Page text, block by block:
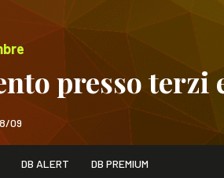
presso terzi
09
WEBINAR / 29 settembre
DB ALERT DB PREMIUM
Cerca nel sito